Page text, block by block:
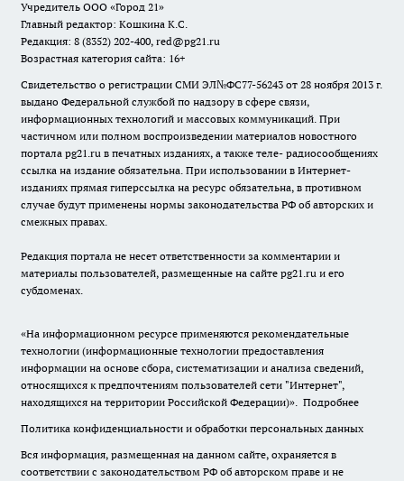
Учредитель ООО «Город 21»
Главный редактор: Кошкина К.С.
Редакция: 8 (8352) 202-400, red@pg21.ru
Возрастная категория сайта: 16+
Свидетельство о регистрации СМИ ЭЛ№ФС77-56243 от 28 ноября 2013 г.
выдано Федеральной службой по надзору в сфере связи,
информационных технологий и массовых коммуникаций. При
частичном или полном воспроизведении материалов новостного
портала pg21.ru в печатных изданиях, а также теле- радиосообщениях
ссылка на издание обязательна. При использовании в Интернет-
изданиях прямая гиперссылка на ресурс обязательна, в противном
случае будут применены нормы законодательства РФ об авторских и
смежных правах.
Редакция портала не несет ответственности за комментарии и
материалы пользователей, размещенные на сайте pg21.ru и его
субдоменах.
«На информационном ресурсе применяются рекомендательные
технологии (информационные технологии предоставления
информации на основе сбора, систематизации и анализа сведений,
относящихся к предпочтениям пользователей сети "Интернет",
находящихся на территории Российской Федерации)». Подробнее
Политика конфиденциальности и обработки персональных данных
Вся информация, размещенная на данном сайте, охраняется в
соответствии с законодательством РФ об авторском праве и не